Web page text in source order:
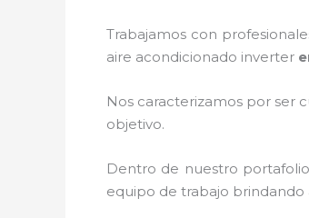
Trabajamos con
aire acondicionado inverter
Nos caracterizamos por ser
objetivo.
Dentro de nuestro
equipo de trabajo brindando